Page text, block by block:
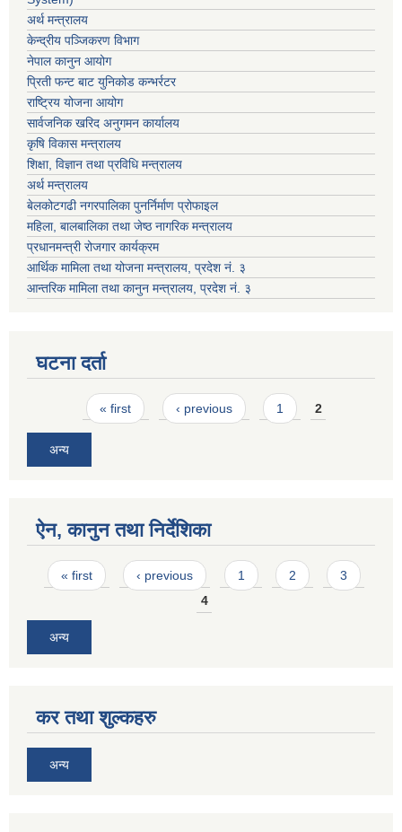
अर्थ मन्त्रालय
केन्द्रीय पञ्जिकरण विभाग
नेपाल कानुन आयोग
प्रिती फन्ट बाट युनिकोड कन्भर्रटर
राष्ट्रिय योजना आयोग
सार्वजनिक खरिद अनुगमन कार्यालय
कृषि विकास मन्त्रालय
शिक्षा, विज्ञान तथा प्रविधि मन्त्रालय
अर्थ मन्त्रालय
बेलकोटगढी नगरपालिका पुनर्निर्माण प्रोफाइल
महिला, बालबालिका तथा जेष्ठ नागरिक मन्त्रालय
प्रधानमन्त्री रोजगार कार्यक्रम
आर्थिक मामिला तथा योजना मन्त्रालय, प्रदेश नं. ३
आन्तरिक मामिला तथा कानुन मन्त्रालय, प्रदेश नं. ३
घटना दर्ता
Pages« first ‹ previous 1 2
अन्य
ऐन, कानुन तथा निर्देशिका
Pages
« first ‹ previous 1 2
3
4
अन्य
कर तथा शुल्कहरु
अन्य